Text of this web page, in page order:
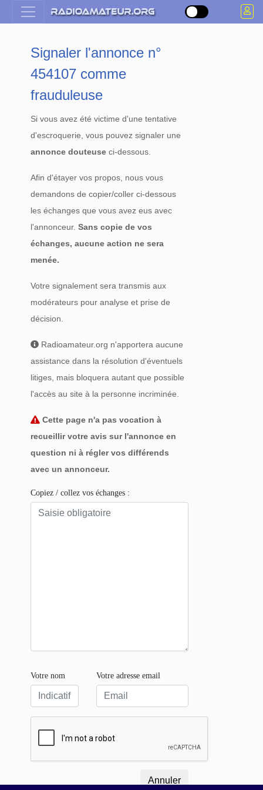
Signaler l'annonce n°
454107 comme
frauduleuse
Si vous avez été victime d'une tentative
d'escroquerie, vous pouvez signaler une
annonce douteuse ci-dessous.
Afin d'étayer vos propos, nous vous
demandons de copier/coller ci-dessous
les échanges que vous avez eus avec
l'annonceur.Sans copie de vos
échanges, aucune action ne sera
menée.
Votre signalement sera transmis aux
modérateurs pour analyse et prise de
décision.
Radioamateur.org n'apportera aucune
assistance dans la résolution d'éventuels
litiges, mais bloquera autant que possible
l'accès au site à la personne incriminée.
Cette page n'a pas vocation à
recueillir votre avis sur l'annonce en
question ni à régler vos différends
avec un annonceur.
Copiez / collez vos échanges :
Votre nom Votre adresse email